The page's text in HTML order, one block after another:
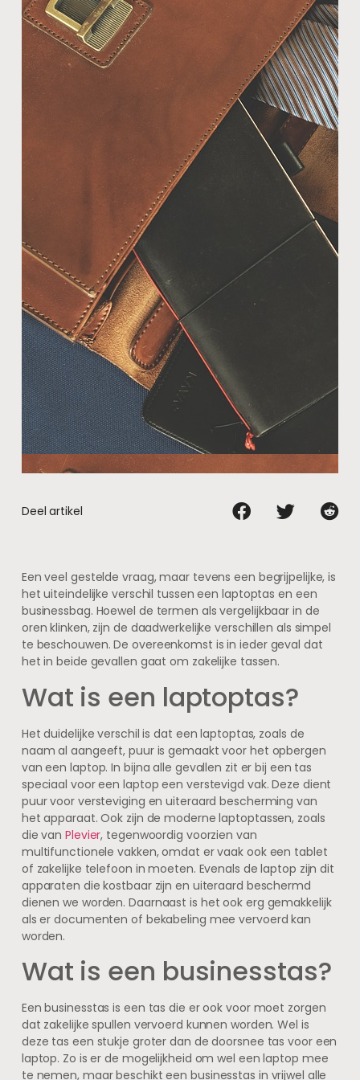
Deel artikel
Een veel gestelde vraag, maar tevens een begrijpelijke, is
het uiteindelijke verschil tussen een laptoptas en een
businessbag. Hoewel de termen als vergelijkbaar in de
oren klinken, zijn de daadwerkelijke verschillen als simpel
te beschouwen. De overeenkomst is in ieder geval dat
het in beide gevallen gaat om zakelijke tassen.
Wat is een laptoptas?
Het duidelijke verschil is dat een laptoptas, zoals de
naam al aangeeft, puur is gemaakt voor het opbergen
van een laptop. In bijna alle gevallen zit er bij een tas
speciaal voor een laptop een verstevigd vak. Deze dient
puur voor versteviging en uiteraard bescherming van
het apparaat. Ook zijn de moderne laptoptassen, zoals
die vanPlevier, tegenwoordig voorzien van
multifunctionele vakken, omdat er vaak ook een tablet
of zakelijke telefoon in moeten. Evenals de laptop zijn dit
apparaten die kostbaar zijn en uiteraard beschermd
dienen we worden. Daarnaast is het ook erg gemakkelijk
als er documenten of bekabeling mee vervoerd kan
worden.
Wat is een businesstas?
Een businesstas is een tas die er ook voor moet zorgen
dat zakelijke spullen vervoerd kunnen worden. Wel is
deze tas een stukje groter dan de doorsnee tas voor een
laptop. Zo is er de mogelijkheid om wel een laptop mee
te nemen, maar beschikt een businesstas in vrijwel alle